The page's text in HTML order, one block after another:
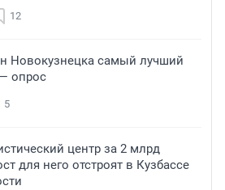
12
Новокузнецка самый лучший
опрос
5
центр за 2 млрд
для него отстроят в Кузбассе